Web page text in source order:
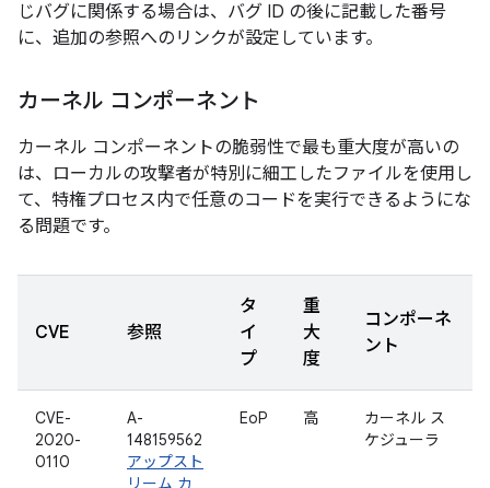
じバグに関係する場合は、バグ ID の後に記載した番号
に、追加の参照へのリンクが設定しています。
カーネル コンポーネント
カーネル コンポーネントの脆弱性で最も重大度が高いの
は、ローカルの攻撃者が特別に細工したファイルを使用し
て、特権プロセス内で任意のコードを実行できるようにな
る問題です。
CVE 参照
タ
イ
プ
重
大
度
コンポーネ
ント
CVE-
2020-
0110
A-
148159562
アップスト
リーム カ
EoP 高
カーネル ス
ケジューラ